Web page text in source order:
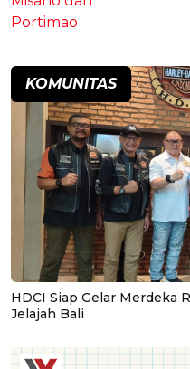
KOMUNITAS
HDCI Siap Gelar Merdeka
Jelajah Bali